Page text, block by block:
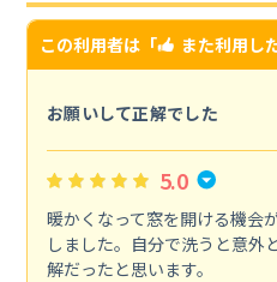
この利用者は「 また利用し
お願いして正解でした
5.0
暖かくなって窓を開ける機会
しました。自分で洗うと意外
解だったと思います。